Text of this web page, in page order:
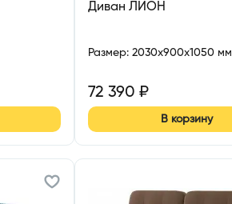
Диван ЛИОН
Размер: 2030x900x1050 мм
72 390 ₽
В корзину